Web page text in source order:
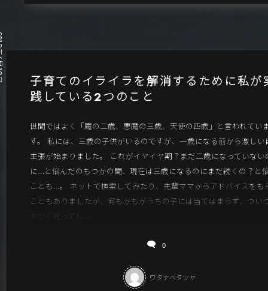
子育てのイライラを解消するために私が
践している2つのこと
世間ではよく「魔の二歳、悪魔の三歳、天使の四歳」と言われてい
す。 私には、三歳の子供がいるのですが、一歳になる前から激しい
主張が始まりました。 これがイヤイヤ期？まだ二歳になっていない
に…と悩んだのもつかの間、現在は三歳になるのにまだ続くの？と
ことも…。 ネットで検索してみたり、先輩ママからアドバイスをも
こともありましたが、何もかもがうちの子には当てはまらず、つい
キツく叱ってし...
0
ワタナベタツヤ
日